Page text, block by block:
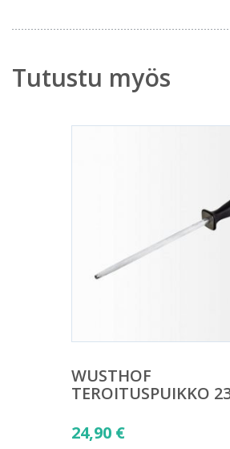
Tutustu myös
WUSTHOF
TEROITUSPUIKKO
24,90 €